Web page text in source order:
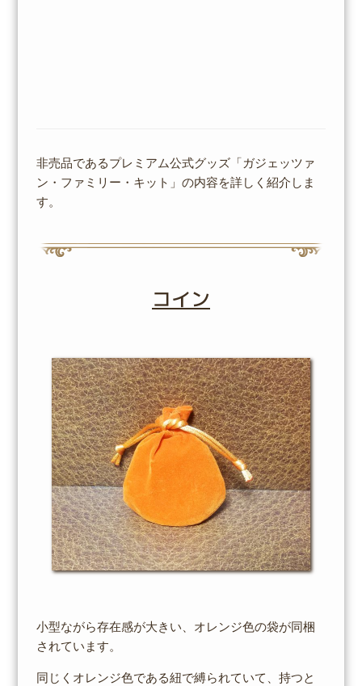
非売品であるプレミアム公式グッズ「ガジェッツァ
ン・ファミリー・キット」の内容を詳しく紹介しま
す。
コイン
小型ながら存在感が大きい、オレンジ色の袋が同梱
されています。
同じくオレンジ色である紐で縛られていて、持つと